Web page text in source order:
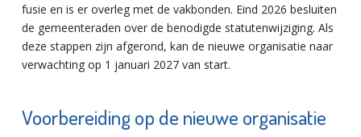
fusie en is er overleg met de vakbonden. Eind 2026 besluiten
de gemeenteraden over de benodigde statutenwijziging. Als
deze stappen zijn afgerond, kan de nieuwe organisatie naar
verwachting op 1 januari 2027 van start.
Voorbereiding op de nieuwe organisatie